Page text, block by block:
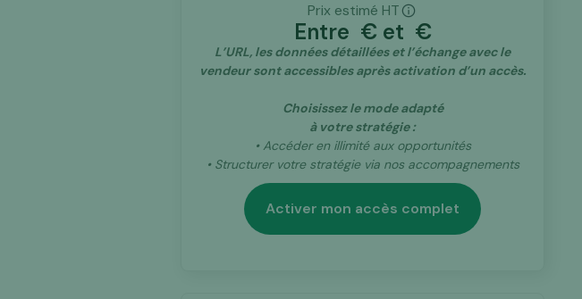
Prix estimé HT
Entre € et €
L’URL, les données détaillées et l’échange avec le
vendeur sont accessibles après activation d’un accès.
Choisissez le mode adapté
à votre stratégie :
• Accéder en illimité aux opportunités
• Structurer votre stratégie via nos accompagnements
Activer mon accès complet